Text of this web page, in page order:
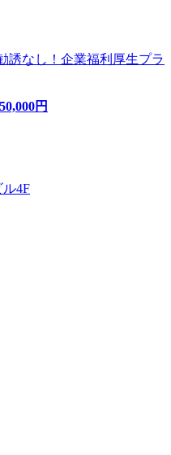
誘なし！企業福利厚生プラ
円
4F